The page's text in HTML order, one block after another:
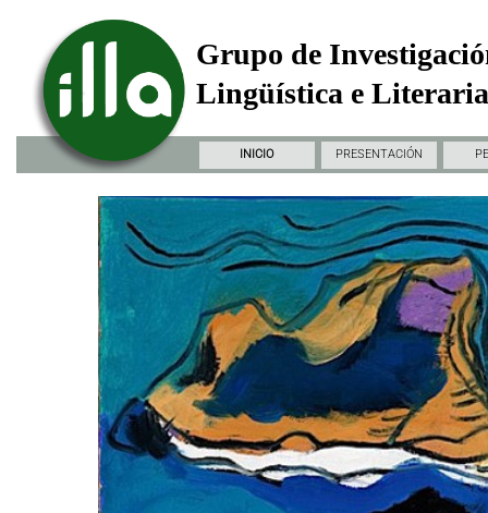
Grupo de
Lingüística e
INICIO PRESENTACIÓN